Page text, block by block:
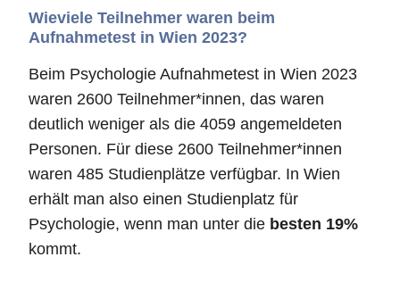
Wieviele Teilnehmer waren beim
Aufnahmetest in Wien 2023?
Beim Psychologie Aufnahmetest in Wien 2023
waren 2600 Teilnehmer*innen, das waren
deutlich weniger als die 4059 angemeldeten
Personen. Für diese 2600 Teilnehmer*innen
waren 485 Studienplätze verfügbar. In Wien
erhält man also einen Studienplatz für
Psychologie, wenn man unter die besten 19%
kommt.